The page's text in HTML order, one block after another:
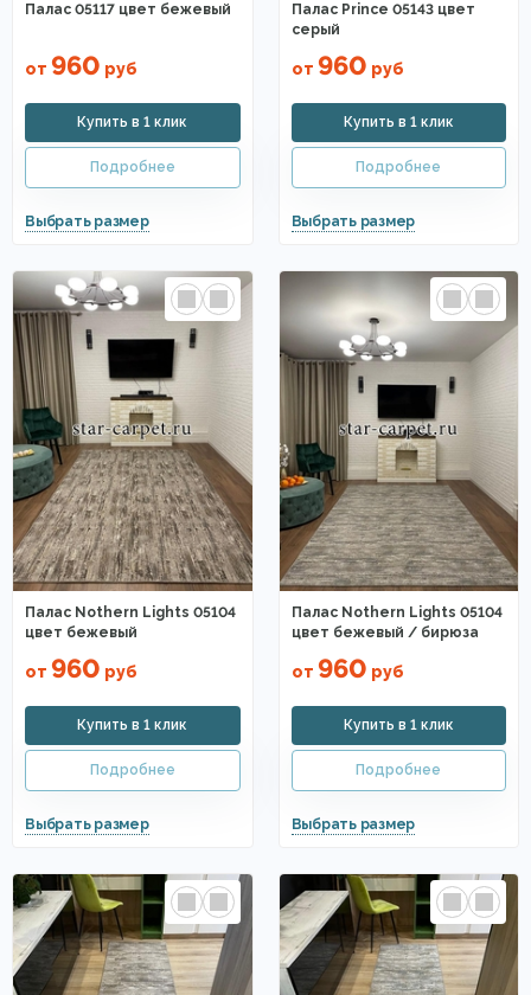
Палас 05117 цвет бежевый
от 960 руб
Палас Prince 05143 цвет
серый
от 960 руб
Палас Nothern Lights 05104
цвет бежевый
от 960 руб
Палас Nothern Lights 05104
цвет бежевый / бирюза
от 960 руб